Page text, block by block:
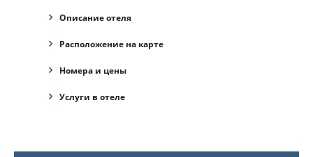
Описание отеля
Расположение на карте
Номера и цены
Услуги в отеле